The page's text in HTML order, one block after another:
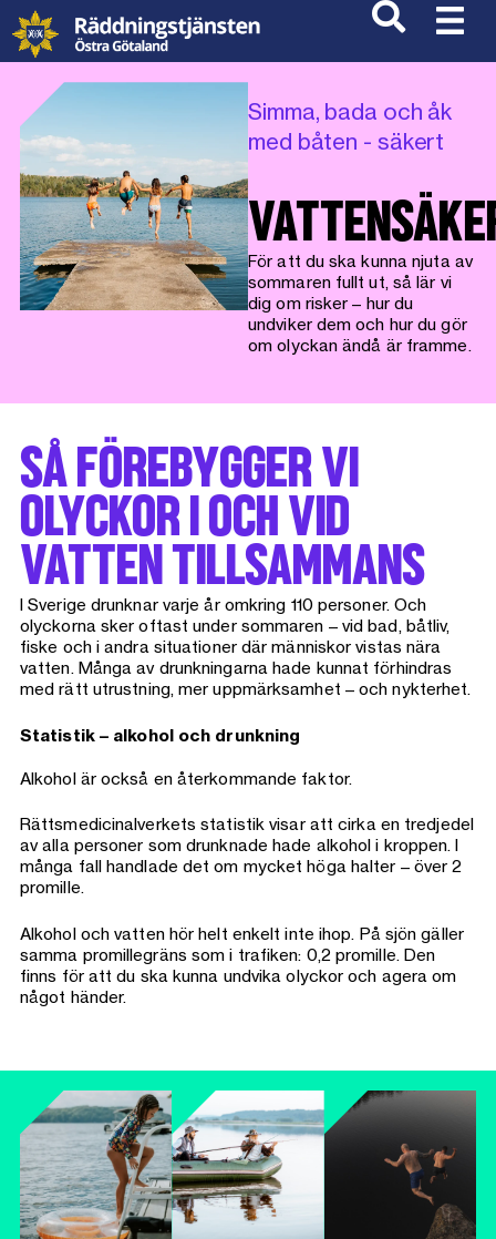
Simma, bada och åk
med båten - säkert
För att du ska kunna njuta av
sommaren fullt ut, så lär vi
dig om risker – hur du
undviker dem och hur du gör
om olyckan ändå är framme.
SÅ FÖREBYGGER VI
OLYCKOR I OCH VID
VATTEN TILLSAMMANS
I Sverige drunknar varje år omkring 110 personer. Och
olyckorna sker oftast under sommaren – vid bad, båtliv,
fiske och i andra situationer där människor vistas nära
vatten. Många av drunkningarna hade kunnat förhindras
med rätt utrustning, mer uppmärksamhet – och nykterhet.
Statistik – alkohol och drunkning
Alkohol är också en återkommande faktor.
Rättsmedicinalverkets statistik visar att cirka en tredjedel
av alla personer som drunknade hade alkohol i kroppen. I
många fall handlade det om mycket höga halter – över 2
promille.
Alkohol och vatten hör helt enkelt inte ihop. På sjön gäller
samma promillegräns som i trafiken: 0,2 promille. Den
finns för att du ska kunna undvika olyckor och agera om
något händer.